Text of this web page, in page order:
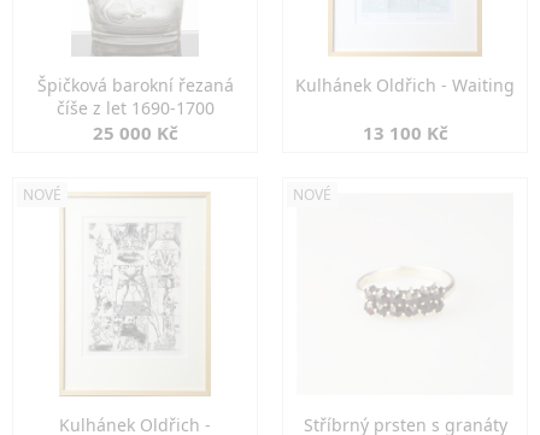
Špičková barokní řezaná
číše z let 1690-1700
25 000 Kč
Kulhánek Oldřich - Waiting
13 100 Kč
NOVÉ
Kulhánek Oldřich -
NOVÉ
Stříbrný prsten s granáty